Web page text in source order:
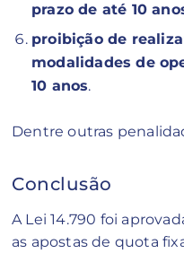
prazo de até 10
proibição de
modalidades de
10 anos.
Dentre outras
Conclusão
A Lei 14.790 foi
as apostas de quota